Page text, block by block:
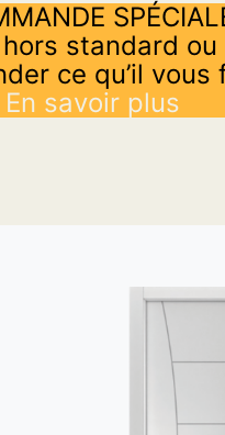
standard
ce qu’il vous
En savoir plus